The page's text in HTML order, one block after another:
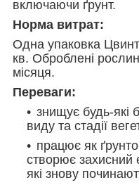
включаючи ґрунт.
Норма витрат:
Одна упаковка
кв. Оброблені
місяця.
Переваги:
знищує будь-які
виду та стадії
працює як
створює захисний
які знову